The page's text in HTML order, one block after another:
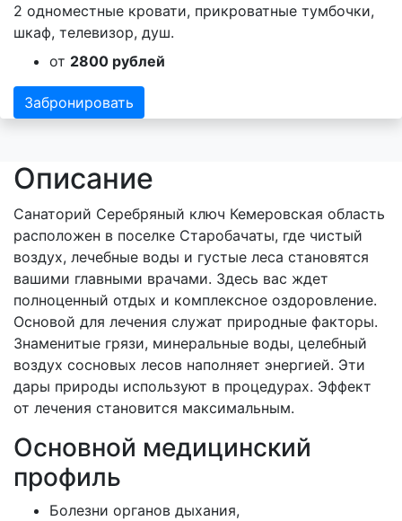
2 одноместные кровати, прикроватные тумбочки,
шкаф, телевизор, душ.
от 2800 рублей
Забронировать
Описание
Санаторий Серебряный ключ Кемеровская область
расположен в поселке Старобачаты, где чистый
воздух, лечебные воды и густые леса становятся
вашими главными врачами. Здесь вас ждет
полноценный отдых и комплексное оздоровление.
Основой для лечения служат природные факторы.
Знаменитые грязи, минеральные воды, целебный
воздух сосновых лесов наполняет энергией. Эти
дары природы используют в процедурах. Эффект
от лечения становится максимальным.
Основной медицинский
профиль
Болезни органов дыхания,